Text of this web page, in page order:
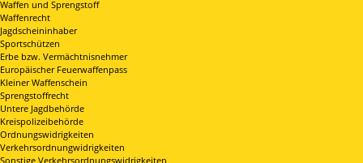
Waffen und Sprengstoff
Waffenrecht
Jagdscheininhaber
Sportschützen
Erbe bzw. Vermächtnisnehmer
Europäischer Feuerwaffenpass
Kleiner Waffenschein
Sprengstoffrecht
Untere Jagdbehörde
Kreispolizeibehörde
Ordnungswidrigkeiten
Verkehrsordnungwidrigkeiten
Sonstige Verkehrsordnungswidrigkeiten